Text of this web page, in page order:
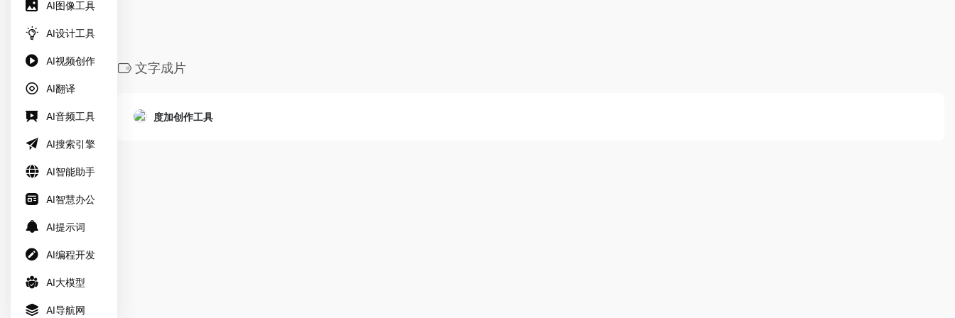
AI图像工具
AI设计工具
AI视频创作
AI翻译
AI音频工具
AI搜索引擎
AI智能助手
AI智慧办公
AI提示词
AI编程开发
AI大模型
AI导航网
文字成片
度加创作工具